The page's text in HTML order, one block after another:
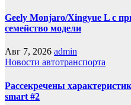
Geely Monjaro/Xingyue L с
семейство модели
Авг 7, 2026 admin
Новости автотранспорта
Рассекречены
smart #2